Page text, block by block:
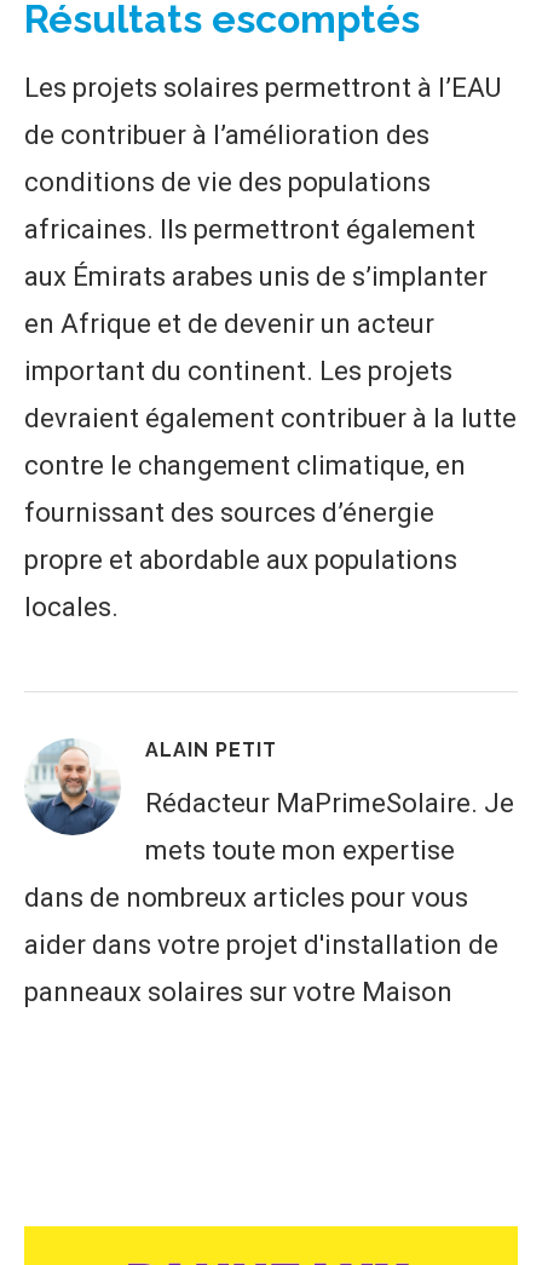
Résultats escomptés
Les projets solaires permettront à l’EAU
de contribuer à l’amélioration des
conditions de vie des populations
africaines. Ils permettront également
aux Émirats arabes unis de s’implanter
en Afrique et de devenir un acteur
important du continent. Les projets
devraient également contribuer à la lutte
contre le changement climatique, en
fournissant des sources d’énergie
propre et abordable aux populations
locales.
ALAIN PETIT
Rédacteur MaPrimeSolaire. Je
mets toute mon expertise
dans de nombreux articles pour vous
aider dans votre projet d'installation de
panneaux solaires sur votre Maison